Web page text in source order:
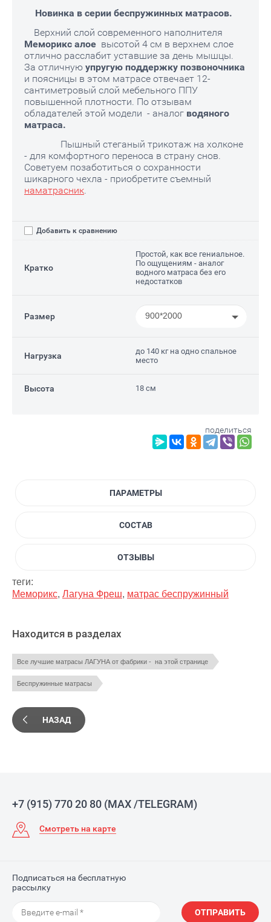
Новинка в серии беспружинных матрасов.
Верхний слой современного наполнителя
Меморикс алое высотой 4 см в верхнем слое
отлично расслабит уставшие за день мышцы.
За отличную упругую поддержку позвоночника
и поясницы в этом матрасе отвечает 12-
сантиметровый слой мебельного ППУ
повышенной плотности. По отзывам
обладателей этой модели - аналог водяного
матраса.
Пышный стеганый трикотаж на холконе
- для комфортного переноса в страну снов.
Советуем позаботиться о сохранности
шикарного чехла - приобретите съемный
наматрасник.
Добавить к сравнению
Кратко
Простой, как все гениальное.
По ощущениям - аналог
водного матраса без его
недостатков
Размер 900*2000
Нагрузка
до 140 кг на одно спальное
место
Высота 18 см
поделиться
ПАРАМЕТРЫ
СОСТАВ
ОТЗЫВЫ
теги:
Меморикс, Лагуна Фреш, матрас беспружинный
Находится в разделах
Все лучшие матрасы ЛАГУНА от фабрики -  на этой странице
Беспружинные матрасы
НАЗАД
+7 (915) 770 20 80 (MAX /TELEGRAM)
Смотреть на карте
Подписаться на бесплатную
рассылку
ОТПРАВИТЬ